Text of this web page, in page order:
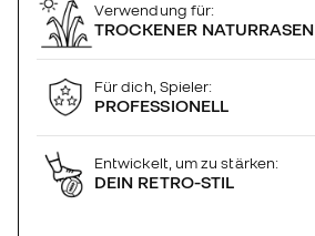
Verwendung für:
TROCKENER NATURRASEN
Für dich, Spieler:
PROFESSIONELL
Entwickelt, um zu stärken:
DEIN RETRO-STIL